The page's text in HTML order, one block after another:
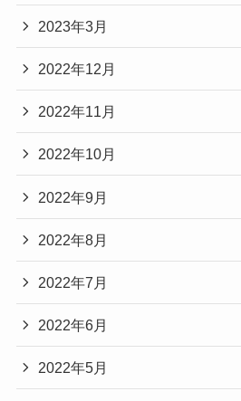
2023年3月
2022年12月
2022年11月
2022年10月
2022年9月
2022年8月
2022年7月
2022年6月
2022年5月